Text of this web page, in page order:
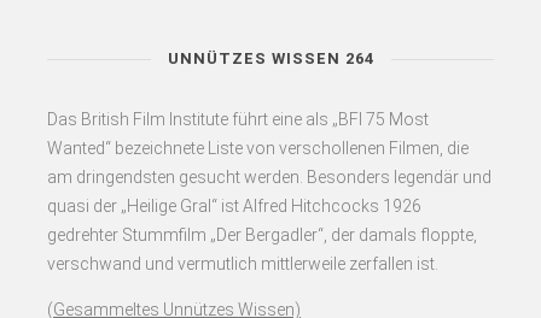
UNNÜTZES WISSEN 264
Das British Film Institute führt eine als „BFI 75 Most
Wanted“ bezeichnete Liste von verschollenen Filmen, die
am dringendsten gesucht werden. Besonders legendär und
quasi der „Heilige Gral“ ist Alfred Hitchcocks 1926
gedrehter Stummfilm „Der Bergadler“, der damals floppte,
verschwand und vermutlich mittlerweile zerfallen ist.
(Gesammeltes Unnützes Wissen)